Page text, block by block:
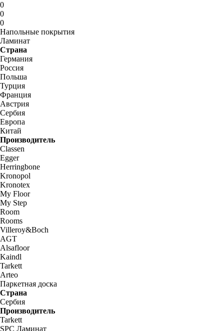
0
0
0
Напольные покрытия
Ламинат
Страна
Германия
Россия
Польша
Турция
Франция
Австрия
Сербия
Европа
Китай
Производитель
Classen
Egger
Herringbone
Kronopol
Kronotex
My Floor
My Step
Room
Rooms
Villeroy&Boch
AGT
Alsafloor
Kaindl
Tarkett
Arteo
Паркетная доска
Страна
Сербия
Производитель
Tarkett
SPC Ламинат